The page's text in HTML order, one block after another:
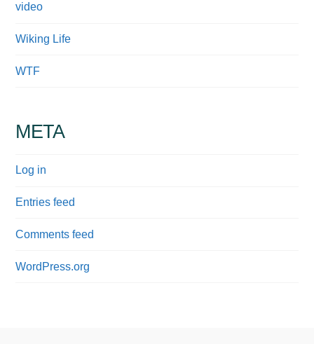
video
Wiking Life
WTF
META
Log in
Entries feed
Comments feed
WordPress.org